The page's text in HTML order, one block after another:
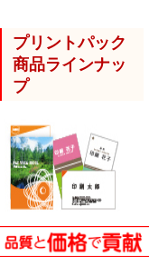
プリントパック
商品ラインナッ
プ